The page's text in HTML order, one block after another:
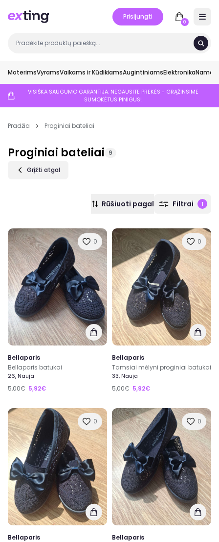
Prisijungti
0
MoterimsVyramsVaikams ir KūdikiamsAugintiniamsElektronikaNamai
VISIŠKA SAUGUMO GARANTIJA: NEGAUSITE PREKĖS - GRĄŽINSIME
SUMOKĖTUS PINIGUS!
Pradžia Proginiai bateliai
Proginiai bateliai 9
Grįžti atgal
Rūšiuoti pagal Filtrai 1
0
Bellaparis
Bellaparis batukai
26, Nauja
5,00€ 5,92€
0
Bellaparis
Tamsiai mėlyni proginiai batukai
33, Nauja
5,00€ 5,92€
0
Bellaparis
0
Bellaparis